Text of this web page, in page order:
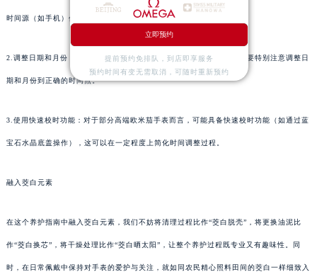
时间源（如手机）作为参考。
2.调整日期和月份：特别是对于有日期显示功能的手表，在重新佩戴时要特别注意调整日
期和月份到正确的时间点。
3.使用快速校时功能：对于部分高端欧米茄手表而言，可能具备快速校时功能（如通过蓝
宝石水晶底盖操作），这可以在一定程度上简化时间调整过程。
融入茭白元素
在这个养护指南中融入茭白元素，我们不妨将清理过程比作“茭白脱壳”，将更换油泥比
作“茭白换芯”，将干燥处理比作“茭白晒太阳”，让整个养护过程既专业又有趣味性。同
时，在日常佩戴中保持对手表的爱护与关注，就如同农民精心照料田间的茭白一样细致入
立即预约
提前预约免排队，到店即享服务
预约时间有变无需取消，可随时重新预约